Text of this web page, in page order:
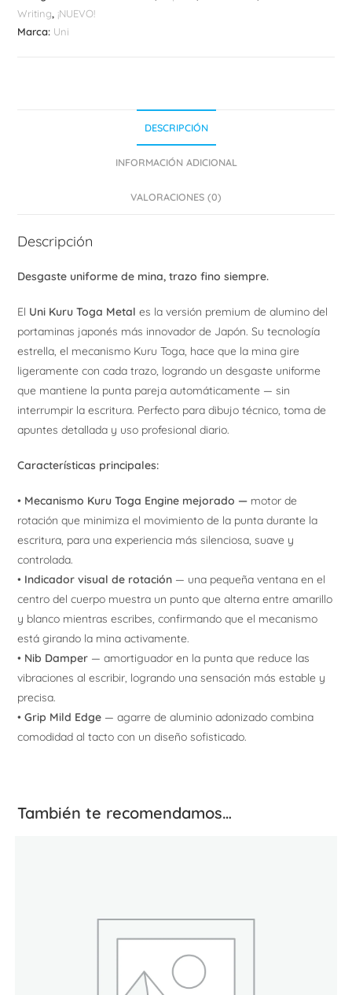
cantidad
Writing, ¡NUEVO!
Marca: Uni
DESCRIPCIÓN
INFORMACIÓN ADICIONAL
VALORACIONES (0)
Descripción
Desgaste uniforme de mina, trazo fino siempre.
El Uni Kuru Toga Metal es la versión premium de alumino del
portaminas japonés más innovador de Japón. Su tecnología
estrella, el mecanismo Kuru Toga, hace que la mina gire
ligeramente con cada trazo, logrando un desgaste uniforme
que mantiene la punta pareja automáticamente — sin
interrumpir la escritura. Perfecto para dibujo técnico, toma de
apuntes detallada y uso profesional diario.
Características principales:
• Mecanismo Kuru Toga Engine mejorado — motor de
rotación que minimiza el movimiento de la punta durante la
escritura, para una experiencia más silenciosa, suave y
controlada.
• Indicador visual de rotación — una pequeña ventana en el
centro del cuerpo muestra un punto que alterna entre amarillo
y blanco mientras escribes, confirmando que el mecanismo
está girando la mina activamente.
• Nib Damper — amortiguador en la punta que reduce las
vibraciones al escribir, logrando una sensación más estable y
precisa.
•Grip Mild Edge — agarre de aluminio adonizado combina
comodidad al tacto con un diseño sofisticado.
También te recomendamos…